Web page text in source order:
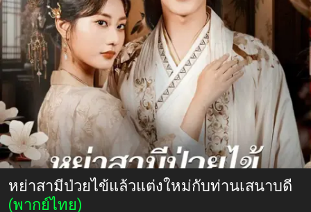
หย่าสามีป่วยไข้แล้วแต่งใหม่กับท่านเสนาบดี
(พากย์ไทย)